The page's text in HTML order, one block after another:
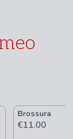
Brossura
€11.00